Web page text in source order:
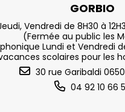
GORBIO
Vendredi de 8H30 à
(Fermée au public les
Lundi et Vendredi
scolaires pour les
30 rue Garibaldi
04 92 10 66